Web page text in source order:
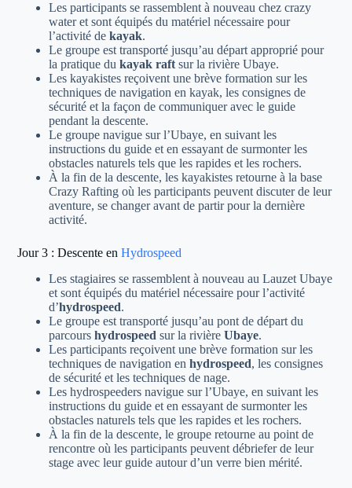
Les participants se rassemblent à nouveau chez crazy
water et sont équipés du matériel nécessaire pour
l’activité de kayak.
Le groupe est transporté jusqu’au départ approprié pour
la pratique dukayak raft sur la rivière Ubaye.
Les kayakistes reçoivent une brève formation sur les
techniques de navigation en kayak, les consignes de
sécurité et la façon de communiquer avec le guide
pendant la descente.
Le groupe navigue sur l’Ubaye, en suivant les
instructions du guide et en essayant de surmonter les
obstacles naturels tels que les rapides et les rochers.
À la fin de la descente, les kayakistes retourne à la base
Crazy Rafting où les participants peuvent discuter de leur
aventure, se changer avant de partir pour la dernière
activité.
Jour 3 : Descente enHydrospeed
Les stagiaires se rassemblent à nouveau au Lauzet Ubaye
et sont équipés du matériel nécessaire pour l’activité
d’hydrospeed.
Le groupe est transporté jusqu’au pont de départ du
parcours hydrospeed sur la rivièreUbaye.
Les participants reçoivent une brève formation sur les
techniques de navigation enhydrospeed, les consignes
de sécurité et les techniques de nage.
Les hydrospeeders navigue sur l’Ubaye, en suivant les
instructions du guide et en essayant de surmonter les
obstacles naturels tels que les rapides et les rochers.
À la fin de la descente, le groupe retourne au point de
rencontre où les participants peuvent débriefer de leur
stage avec leur guide autour d’un verre bien mérité.